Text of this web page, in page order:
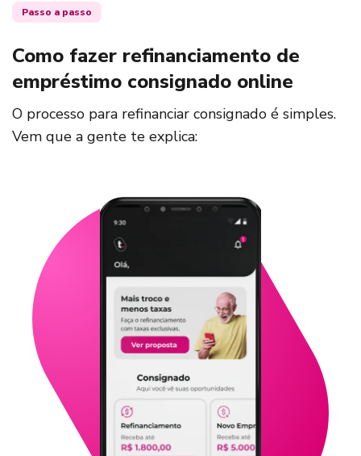
Passo a passo
Como fazer refinanciamento de
empréstimo consignado online
O processo para refinanciar consignado é simples.
Vem que a gente te explica: